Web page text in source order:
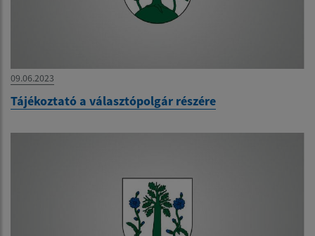
09.06.2023
Tájékoztató a választópolgár részére